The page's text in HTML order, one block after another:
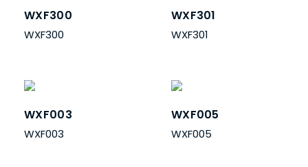
WXF300
WXF300
WXF301
WXF301
WXF003
WXF003
WXF005
WXF005